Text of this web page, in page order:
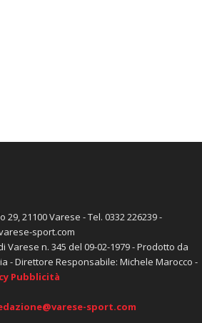
29, 21100 Varese - Tel. 0332 226239 -
sport.com
Varese n. 345 del 09-02-1979 - Prodotto da
- Direttore Responsabile: Michele Marocco -
Pubblicità
sport.com